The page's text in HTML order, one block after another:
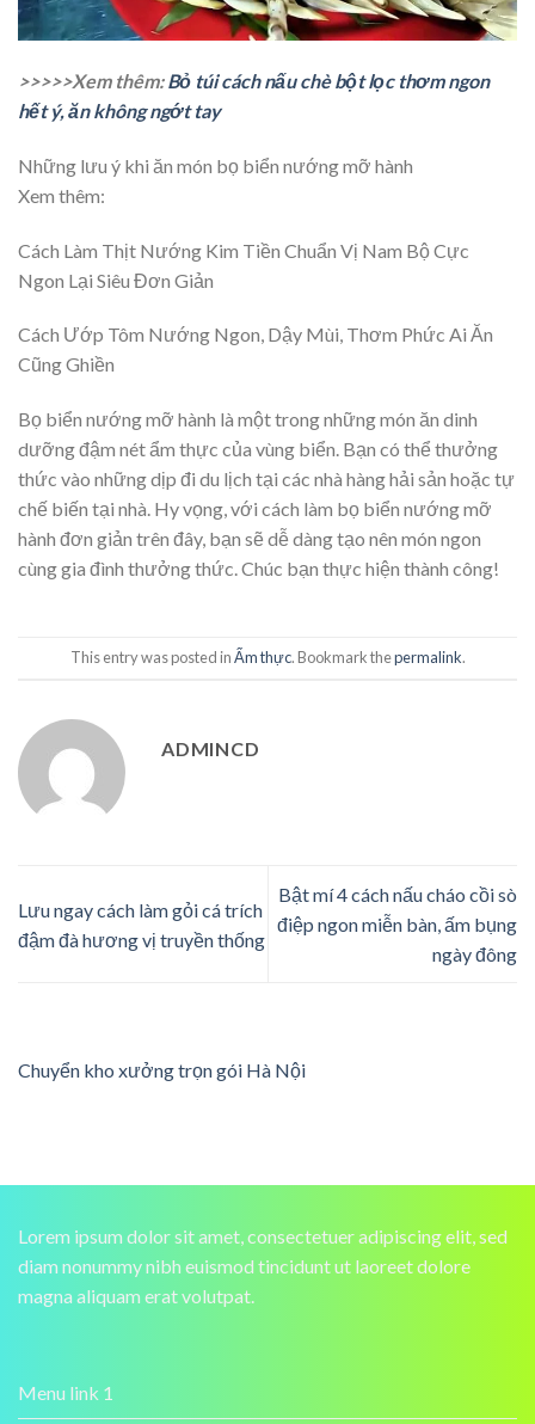
>>>>>Xem thêm:Bỏ túi cách nấu chè bột lọc thơm ngon
hết ý, ăn không ngớt tay
Những lưu ý khi ăn món bọ biển nướng mỡ hành
Xem thêm:
Cách Làm Thịt Nướng Kim Tiền Chuẩn Vị Nam Bộ Cực
Ngon Lại Siêu Đơn Giản
Cách Ướp Tôm Nướng Ngon, Dậy Mùi, Thơm Phức Ai Ăn
Cũng Ghiền
Bọ biển nướng mỡ hành là một trong những món ăn dinh
dưỡng đậm nét ẩm thực của vùng biển. Bạn có thể thưởng
thức vào những dịp đi du lịch tại các nhà hàng hải sản hoặc tự
chế biến tại nhà. Hy vọng, với cách làm bọ biển nướng mỡ
hành đơn giản trên đây, bạn sẽ dễ dàng tạo nên món ngon
cùng gia đình thưởng thức. Chúc bạn thực hiện thành công!
This entry was posted inẨm thực. Bookmark thepermalink.
ADMINCD
Lưu ngay cách làm gỏi cá trích
đậm đà hương vị truyền thống
Bật mí 4 cách nấu cháo cồi sò
điệp ngon miễn bàn, ấm bụng
ngày đông
Chuyển kho xưởng trọn gói Hà Nội
Lorem ipsum dolor sit amet, consectetuer adipiscing elit, sed
diam nonummy nibh euismod tincidunt ut laoreet dolore
magna aliquam erat volutpat.
Menu link 1